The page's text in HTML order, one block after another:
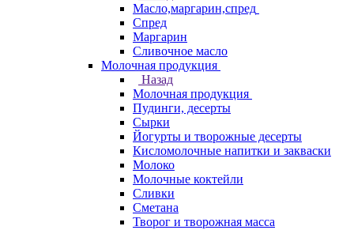
Масло,маргарин,спред
Спред
Маргарин
Сливочное масло
Молочная продукция
Назад
Молочная продукция
Пудинги, десерты
Сырки
Йогурты и творожные десерты
Кисломолочные напитки и закваски
Молоко
Молочные коктейли
Сливки
Сметана
Творог и творожная масса